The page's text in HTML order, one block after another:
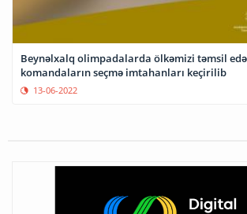
Beynəlxalq olimpadalarda ölkəmizi təmsil
komandaların seçmə imtahanları keçirilib
13-06-2022